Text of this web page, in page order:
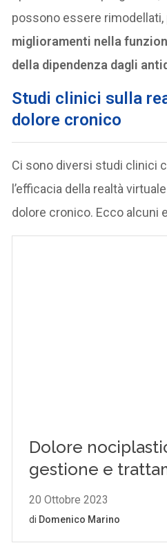
possono essere rimodellati,
miglioramenti nella
della dipendenza dagli
Studi clinici sulla
dolore cronico
Ci sono diversi studi clinici
l’efficacia della realtà
dolore cronico. Ecco alcuni